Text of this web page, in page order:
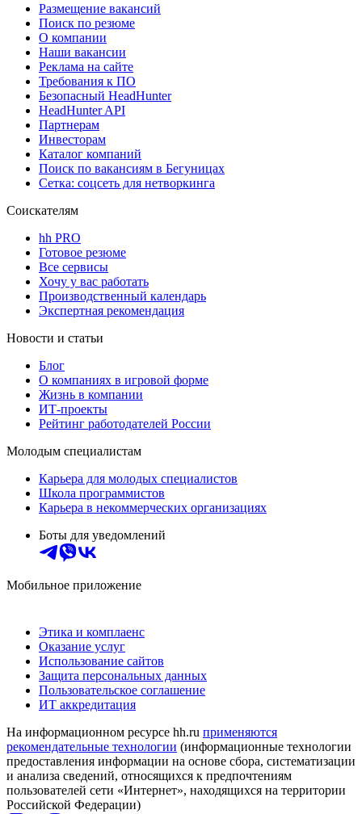
Размещение вакансий
Поиск по резюме
О компании
Наши вакансии
Реклама на сайте
Требования к ПО
Безопасный HeadHunter
HeadHunter API
Партнерам
Инвесторам
Каталог компаний
Поиск по вакансиям в Бегуницах
Сетка: соцсеть для нетворкинга
Соискателям
hh PRO
Готовое резюме
Все сервисы
Хочу у вас работать
Производственный календарь
Экспертная рекомендация
Новости и статьи
Блог
О компаниях в игровой форме
Жизнь в компании
ИТ-проекты
Рейтинг работодателей России
Молодым специалистам
Карьера для молодых специалистов
Школа программистов
Карьера в некоммерческих организациях
Боты для уведомлений
Мобильное приложение
Этика и комплаенс
Оказание услуг
Использование сайтов
Защита персональных данных
Пользовательское соглашение
ИТ аккредитация
На информационном ресурсе hh.ru применяются
рекомендательные технологии (информационные технологии
предоставления информации на основе сбора, систематизации
и анализа сведений, относящихся к предпочтениям
пользователей сети «Интернет», находящихся на территории
Российской Федерации)